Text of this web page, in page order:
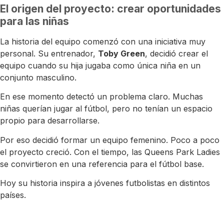
El origen del proyecto: crear oportunidades
para las niñas
La historia del equipo comenzó con una iniciativa muy
personal. Su entrenador, Toby Green, decidió crear el
equipo cuando su hija jugaba como única niña en un
conjunto masculino.
En ese momento detectó un problema claro. Muchas
niñas querían jugar al fútbol, pero no tenían un espacio
propio para desarrollarse.
Por eso decidió formar un equipo femenino. Poco a poco
el proyecto creció. Con el tiempo, las Queens Park Ladies
se convirtieron en una referencia para el fútbol base.
Hoy su historia inspira a jóvenes futbolistas en distintos
países.